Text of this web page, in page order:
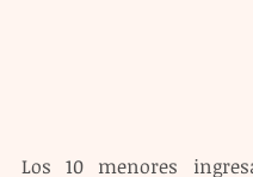
Los 10 menores